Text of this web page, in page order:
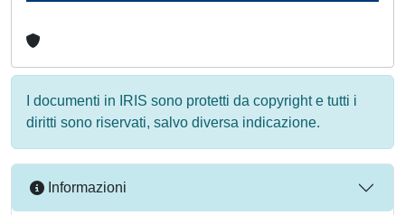
I documenti in IRIS sono protetti da copyright e tutti i
diritti sono riservati, salvo diversa indicazione.
Informazioni